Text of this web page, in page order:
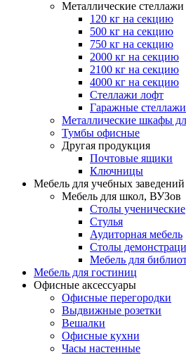
Металлические стеллажи
120 кг на секцию
500 кг на секцию
750 кг на секцию
2000 кг на секцию
2100 кг на секцию
4000 кг на секцию
Стеллажи лофт
Гаражные стеллажи
Металлические шкафы
Тумбы офисные
Другая продукция
Почтовые ящики
Ключницы
Мебель для учебных заведений
Мебель для школ, ВУЗов
Столы ученические
Стулья
Аудиторная мебель
Столы
Мебель для
Мебель для гостиниц
Офисные аксессуары
Офисные перегородки
Выдвижные розетки
Вешалки
Офисные кухни
Часы настенные